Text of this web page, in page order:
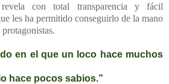
con total transparencia y fácil
les ha permitido conseguirlo de la mano
en el que un loco hace muchos
hace pocos sabios.”